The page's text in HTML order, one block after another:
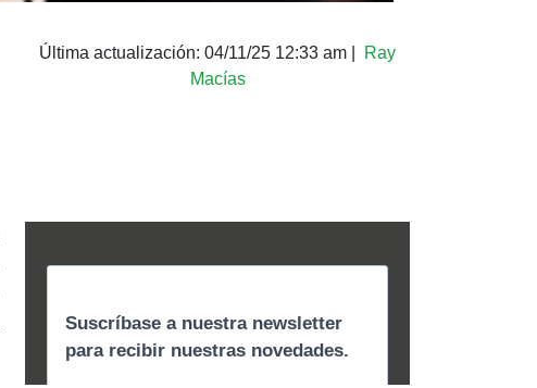
Última actualización: 04/11/25 12:33 am
Ray
Macías